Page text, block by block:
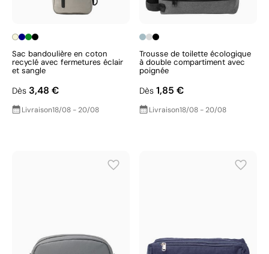
Sac bandoulière en coton
recyclé avec fermetures éclair
et sangle
Dès 3,48 €
Livraison18/08 - 20/08
Trousse de toilette écologique
à double compartiment avec
poignée
Dès 1,85 €
Livraison18/08 - 20/08